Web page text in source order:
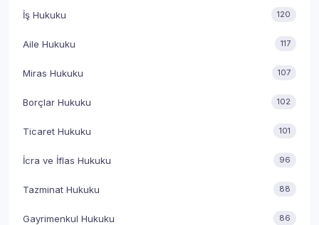
İş Hukuku 120
Aile Hukuku 117
Miras Hukuku 107
Borçlar Hukuku 102
Ticaret Hukuku 101
İcra ve İflas Hukuku 96
Tazminat Hukuku 88
Gayrimenkul Hukuku 86